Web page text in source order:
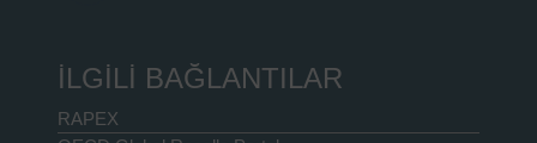
İLGİLİ BAĞLANTILAR
RAPEX